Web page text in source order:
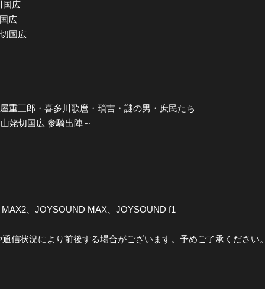
国広
広
国広
三郎・喜多川歌麿・瑣吉・謎の男・庶民たち
姥切国広 参騎出陣～
、JOYSOUND MAX、JOYSOUND f1
信状況により前後する場合がございます。予めご了承ください